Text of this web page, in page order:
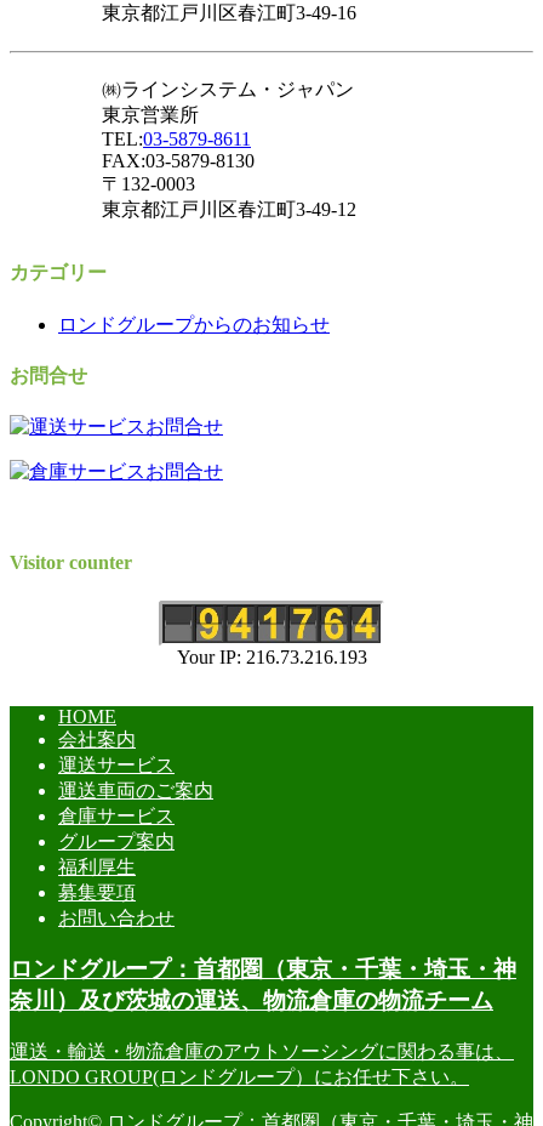
東京都江戸川区春江町3-49-16
㈱ラインシステム・ジャパン
東京営業所
TEL:03-5879-8611
FAX:03-5879-8130
〒132-0003
東京都江戸川区春江町3-49-12
カテゴリー
ロンドグループからのお知らせ
お問合せ
Visitor counter
Your IP: 216.73.216.193
HOME
会社案内
運送サービス
運送車両のご案内
倉庫サービス
グループ案内
福利厚生
募集要項
お問い合わせ
ロンドグループ：首都圏（東京・千葉・埼玉・神
奈川）及び茨城の運送、物流倉庫の物流チーム
運送・輸送・物流倉庫のアウトソーシングに関わる事は、
LONDO GROUP(ロンドグループ）にお任せ下さい。
Copyright© ロンドグループ：首都圏（東京・千葉・埼玉・神